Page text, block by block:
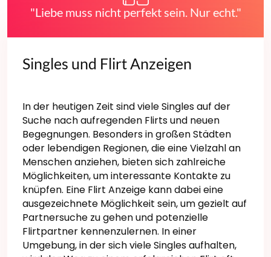
"Liebe muss nicht perfekt sein. Nur echt."
Singles und Flirt Anzeigen
In der heutigen Zeit sind viele Singles auf der
Suche nach aufregenden Flirts und neuen
Begegnungen. Besonders in großen Städten
oder lebendigen Regionen, die eine Vielzahl an
Menschen anziehen, bieten sich zahlreiche
Möglichkeiten, um interessante Kontakte zu
knüpfen. Eine Flirt Anzeige kann dabei eine
ausgezeichnete Möglichkeit sein, um gezielt auf
Partnersuche zu gehen und potenzielle
Flirtpartner kennenzulernen. In einer
Umgebung, in der sich viele Singles aufhalten,